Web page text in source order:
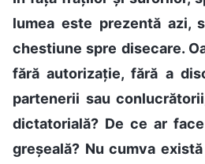
lumea este prezentă azi,
chestiune spre disecare.
fără autorizație, fără a
partenerii sau
dictatorială? De ce ar
greșeală? Nu cumva